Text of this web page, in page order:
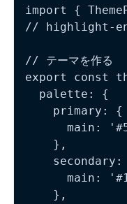
import {
// highlight-
// テーマを作る
export const
  palette: {
    primary: {
main:
    },
secondary:
main:
    },